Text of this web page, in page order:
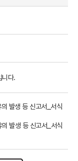
니다.
발생 등 신고서_서식
발생 등 신고서_서식